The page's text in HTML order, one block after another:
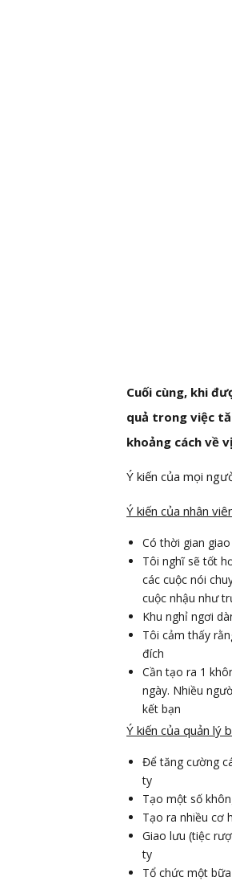
Cuối cùng, khi
quả trong việc
khoảng cách về
Ý kiến của mọi
Ý kiến ​​của nhân
Có thời gian
Tôi nghĩ sẽ tốt
các cuộc nói
cuộc nhậu như
Khu nghỉ ngơi
Tôi cảm thấy
đích
Cần tạo ra 1
ngày. Nhiều
kết bạn
Ý kiến của quản lý
Để tăng cường
ty
Tạo một số
Tạo ra nhiều cơ
Giao lưu (tiệc
ty
Tổ chức một